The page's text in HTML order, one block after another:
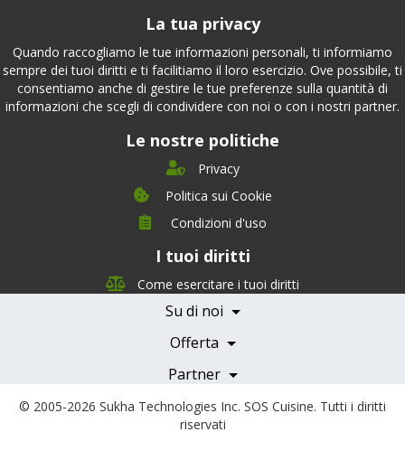
La tua privacy
Quando raccogliamo le tue informazioni personali, ti informiamo
sempre dei tuoi diritti e ti facilitiamo il loro esercizio. Ove possibile, ti
consentiamo anche di gestire le tue preferenze sulla quantità di
informazioni che scegli di condividere con noi o con i nostri partner.
Le nostre politiche
Privacy
Politica sui Cookie
Condizioni d'uso
I tuoi diritti
Come esercitare i tuoi diritti
Su di noi
Chi siamo
Management Team
Team Nutrizione
Offerta
Testimonials
Servizi e Tariffe
Partner
Medici e Professionisti
Becoming a Partner
© 2005-2026 Sukha Technologies Inc. SOS Cuisine. Tutti i diritti
riservati